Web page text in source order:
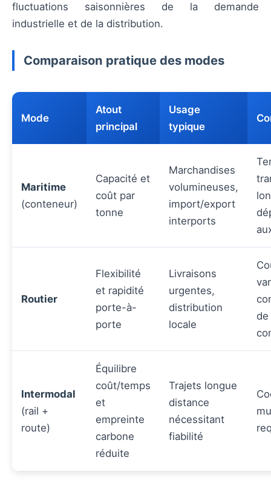
fluctuations saisonnières de la demande
industrielle et de la distribution.
Comparaison pratique des modes
Mode
Atout
principal
Usage
typique
Maritime
(conteneur)
Capacité et
coût par
tonne
Marchandises
volumineuses,
import/export
interports
Routier
Flexibilité
et rapidité
porte-à-
porte
Livraisons
urgentes,
distribution
locale
de
Intermodal
(rail +
route)
Équilibre
coût/temps
et
empreinte
carbone
réduite
Trajets longue
distance
nécessitant
fiabilité